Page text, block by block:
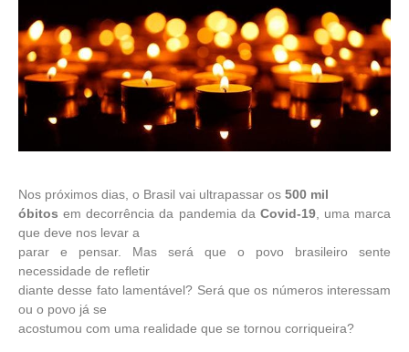
Nos próximos dias, o Brasil vai ultrapassar os 500 mil
óbitos em decorrência da pandemia da Covid-19, uma marca
que deve nos levar a
parar e pensar. Mas será que o povo brasileiro sente
necessidade de refletir
diante desse fato lamentável? Será que os números interessam
ou o povo já se
acostumou com uma realidade que se tornou corriqueira?